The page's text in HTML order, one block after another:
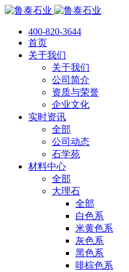
400-820-3644
首页
关于我们
关于我们
公司简介
资质与荣誉
企业文化
实时资讯
全部
公司动态
石学苑
材料中心
全部
大理石
全部
白色系
米黄色系
灰色系
黑色系
啡棕色系